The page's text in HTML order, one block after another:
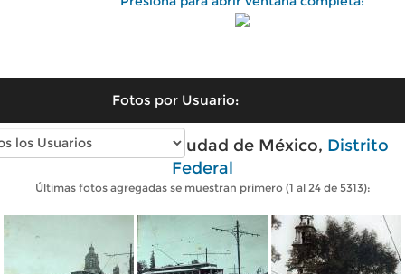
Fotos por Usuario:
Fotos antiguas de Ciudad de México, Distrito
Federal
Últimas fotos agregadas se muestran primero (1 al 24 de 5313):